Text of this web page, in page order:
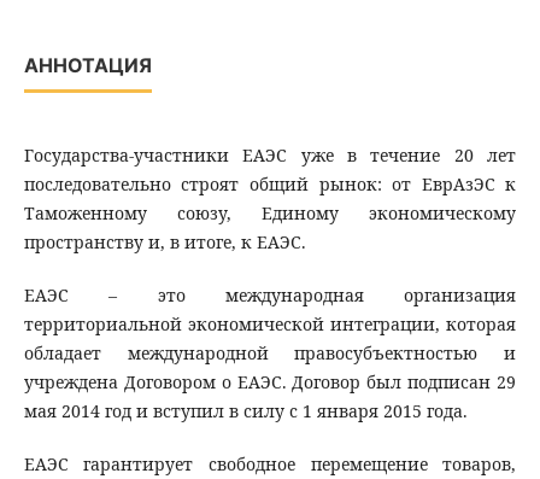
АННОТАЦИЯ
Государства-участники ЕАЭС уже в течение 20 лет
последовательно строят общий рынок: от ЕврАзЭС к
Таможенному союзу, Единому экономическому
пространству и, в итоге, к ЕАЭС.
ЕАЭС – это международная организация
территориальной экономической интеграции, которая
обладает международной правосубъектностью и
учреждена Договором о ЕАЭС. Договор был подписан 29
мая 2014 год и вступил в силу с 1 января 2015 года.
ЕАЭС гарантирует свободное перемещение товаров,